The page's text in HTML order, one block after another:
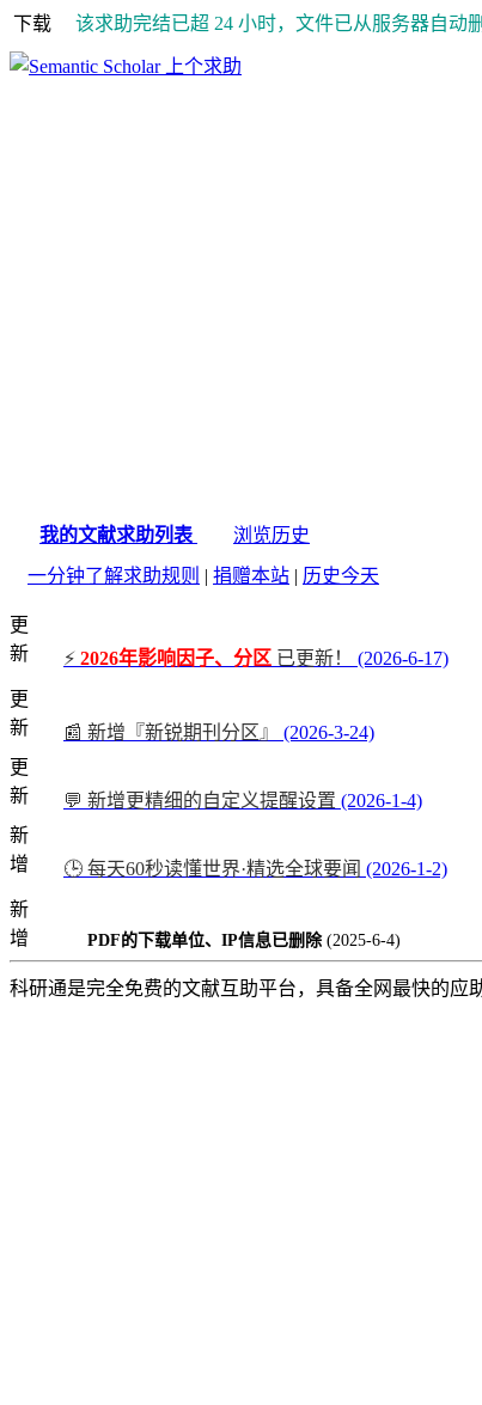
下载
该求助完结已超 24 小时，文件已从服务器自动
上个求助
我的文献求助列表
浏览历史
一分钟了解求助规则 | 捐赠本站 | 历史今天
更
新
⚡ 2026年影响因子、分区 已更新！
(2026-6-17)
更
新
📰 新增『新锐期刊分区』
(2026-3-24)
更
新
💬 新增更精细的自定义提醒设置 (2026-1-4)
新
增
🕒 每天60秒读懂世界·精选全球要闻 (2026-1-2)
新
增
PDF的下载单位、IP信息已删除 (2025-6-4)
科研通是完全免费的文献互助平台，具备全网最快的应